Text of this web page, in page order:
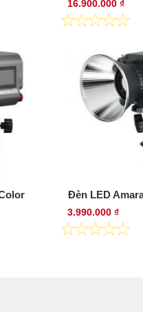
16.900.000 ₫
Đèn LED
3.990.000 ₫